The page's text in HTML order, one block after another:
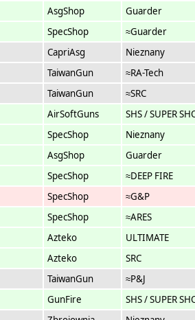
AsgShop Guarder
SpecShop ≈Guarder
CapriAsg Nieznany
TaiwanGun ≈RA-Tech
TaiwanGun ≈SRC
AirSoftGuns SHS / SUPER
SpecShop Nieznany
AsgShop Guarder
SpecShop ≈DEEP FIRE
SpecShop ≈G&P
SpecShop ≈ARES
Azteko ULTIMATE
Azteko SRC
TaiwanGun ≈P&J
GunFire SHS / SUPER